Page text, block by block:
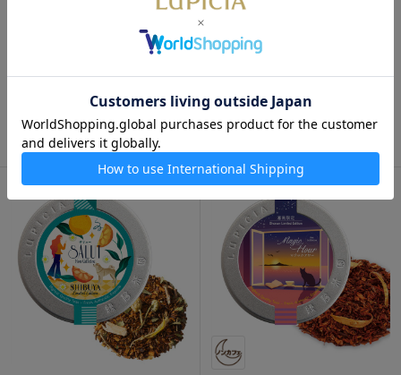
美らかーぎー 50g デザイン缶
入
1,300円
願いのみち 50g デザイン缶入
1,300円